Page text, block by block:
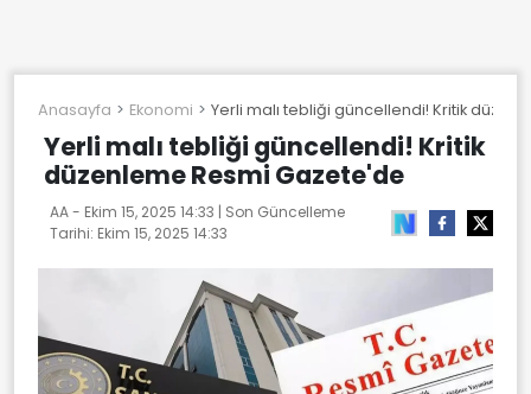
Anasayfa Ekonomi Yerli malı tebliği güncellendi! Kritik
Yerli malı tebliği güncellendi! Kritik
düzenleme Resmi Gazete'de
AA - Ekim 15, 2025 14:33 | Son Güncelleme
Tarihi: Ekim 15, 2025 14:33